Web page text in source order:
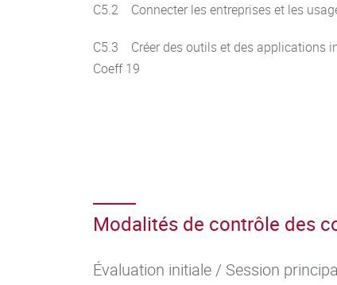
C5.2 Connecter les entreprises et les
C5.3 Créer des outils et des applications
Coeff 19
Modalités de contrôle des
Évaluation initiale / Session